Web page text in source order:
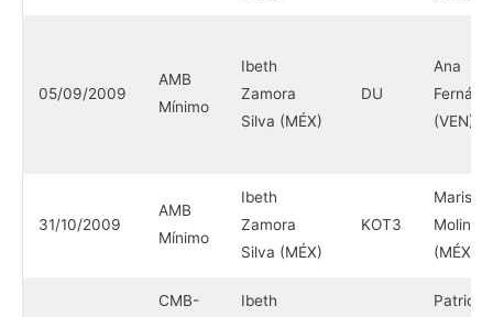
05/09/2009
AMB
Mínimo
Ibeth
Zamora
Silva (MÉX)
DU
Ana
(VEN)
31/10/2009
AMB
Mínimo
Ibeth
Zamora
Silva (MÉX)
KOT3
Marisol
Molina
(MÉX)
CMB-
Ibeth
Patricia